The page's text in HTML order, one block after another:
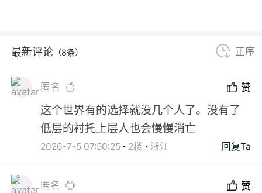
最新评论 （8条） 正序
匿名 赞
这个世界有的选择就没几个人了。没有了
低层的衬托上层人也会慢慢消亡
2026-7-5 07:50:25 2楼 浙江 回复Ta
匿名 赞